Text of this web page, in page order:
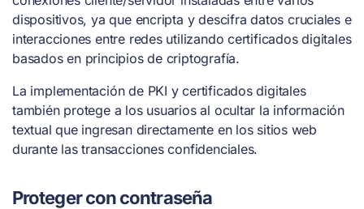
dispositivos, ya que encripta y descifra datos cruciales e
interacciones entre redes utilizando certificados digitales
basados en principios de criptografía.
La implementación de PKI y certificados digitales
también protege a los usuarios al ocultar la información
textual que ingresan directamente en los sitios web
durante las transacciones confidenciales.
Proteger con contraseña